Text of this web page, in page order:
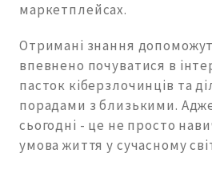
маркетплейсах.
Отримані знання
впевнено почуватися в
пасток кіберзлочинців та
порадами з близькими.
сьогодні - це не просто
умова життя у сучасному